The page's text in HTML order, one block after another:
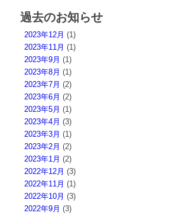
過去のお知らせ
2023年12月 (1)
2023年11月 (1)
2023年9月 (1)
2023年8月 (1)
2023年7月 (2)
2023年6月 (2)
2023年5月 (1)
2023年4月 (3)
2023年3月 (1)
2023年2月 (2)
2023年1月 (2)
2022年12月 (3)
2022年11月 (1)
2022年10月 (3)
2022年9月 (3)